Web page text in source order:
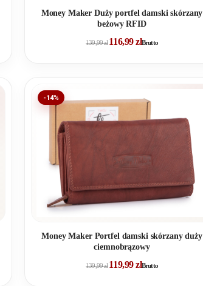
Money Maker Duży portfel damski skórzany
beżowy RFID
139,99zł 116,99złBrutto
-14%
Money Maker Portfel damski skórzany duży
ciemnobrązowy
139,99zł 119,99złBrutto